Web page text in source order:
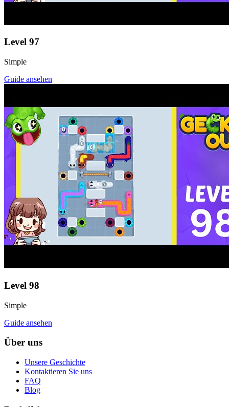
Level 97
Simple
Guide ansehen
Level 98
Simple
Guide ansehen
Über uns
Unsere Geschichte
Kontaktieren Sie uns
FAQ
Blog